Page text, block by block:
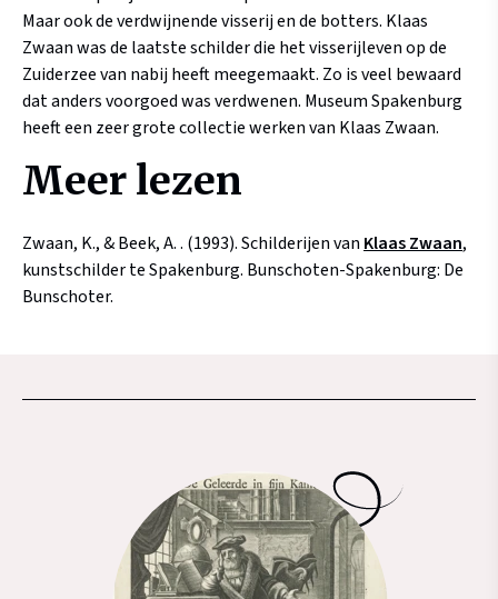
Maar ook de verdwijnende visserij en de botters. Klaas
Zwaan was de laatste schilder die het visserijleven op de
Zuiderzee van nabij heeft meegemaakt. Zo is veel bewaard
dat anders voorgoed was verdwenen. Museum Spakenburg
heeft een zeer grote collectie werken van Klaas Zwaan.
Meer lezen
Zwaan, K., & Beek, A. . (1993). Schilderijen van Klaas Zwaan,
kunstschilder te Spakenburg. Bunschoten-Spakenburg: De
Bunschoter.